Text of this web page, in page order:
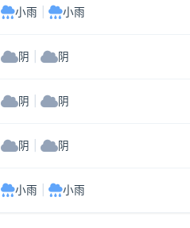
小雨 小雨
阴 阴
阴 阴
阴 阴
小雨 小雨